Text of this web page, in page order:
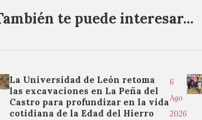
te puede interesar...
La Universidad de León retoma
las excavaciones en La Peña del
Castro para profundizar en la vida
cotidiana de la Edad del Hierro
6
Ago
2026